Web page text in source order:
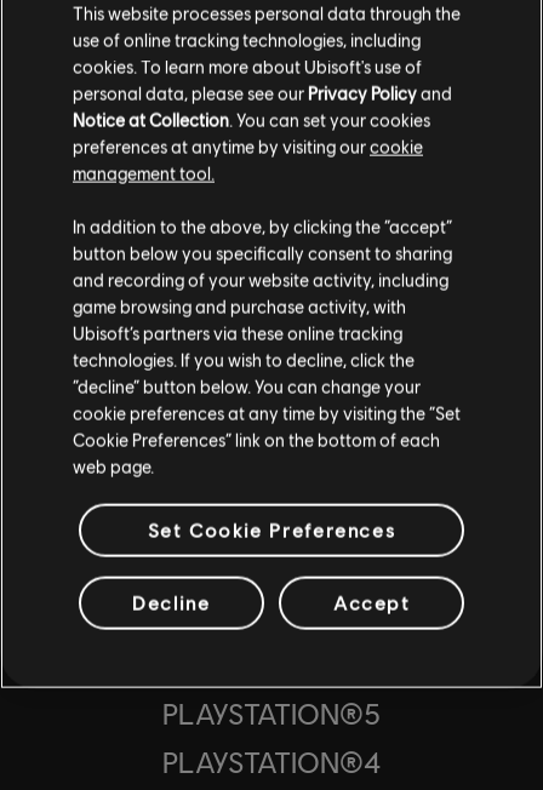
RETOUR
STUDIOS
UBISOFT TORONTO
XBOX SERIES X|S
PLAYSTATION®5
PLAYSTATION®4
This website processes personal data through the
use of online tracking technologies, including
cookies. To learn more about Ubisoft's use of
personal data, please see our Privacy Policyand
Notice at Collection. You can set your cookies
preferences at anytime by visiting ourcookie
management tool.
In addition to the above, by clicking the “accept”
button below you specifically consent to sharing
and recording of your website activity, including
game browsing and purchase activity, with
Ubisoft’s partners via these online tracking
technologies. If you wish to decline, click the
“decline” button below. You can change your
cookie preferences at any time by visiting the “Set
Cookie Preferences” link on the bottom of each
web page.
Set Cookie Preferences
Decline Accept